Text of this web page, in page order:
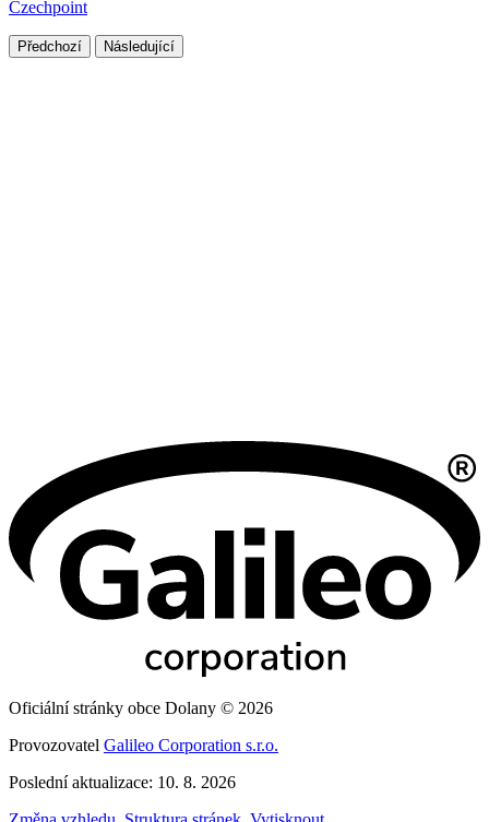
Czechpoint
Předchozí Následující
Oficiální stránky obce Dolany © 2026
Provozovatel Galileo Corporation s.r.o.
Poslední aktualizace: 10. 8. 2026